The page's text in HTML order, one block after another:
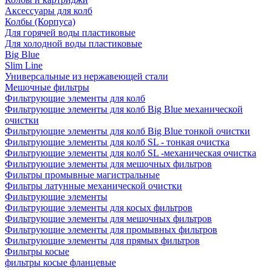
Аксессуары для колб
Колбы (Корпуса)
Для горячей воды пластиковые
Для холодной воды пластиковые
Big Blue
Slim Line
Универсальные из нержавеющей стали
Мешочные фильтры
Фильтрующие элементы для колб
Фильтрующие элементы для колб Big Blue механической
очистки
Фильтрующие элементы для колб Big Blue тонкой очистки
Фильтрующие элементы для колб SL - тонкая очистка
Фильтрующие элементы для колб SL -механическая очистка
Фильтрующие элементы для мешочных фильтров
Фильтры промывные магистральные
Фильтры латунные механической очистки
Фильтрующие элементы
Фильтрующие элементы для косых фильтров
Фильтрующие элементы для мешочных фильтров
Фильтрующие элементы для промывных фильтров
Фильтрующие элементы для прямых фильтров
Фильтры косые
фильтры косые фланцевые